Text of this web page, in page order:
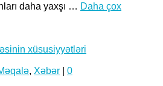
daha yaxşı … Daha çox
xüsusiyyətləri
, Xəbər 0